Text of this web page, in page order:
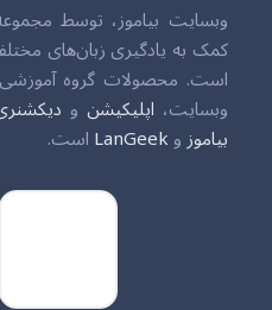
وبسایت بیاموز، توسط
کمک به یادگیری زبان‌های
است. محصولات گروه
وبسایت، اپلیکیشن و
بیاموزوLanGeekاست.